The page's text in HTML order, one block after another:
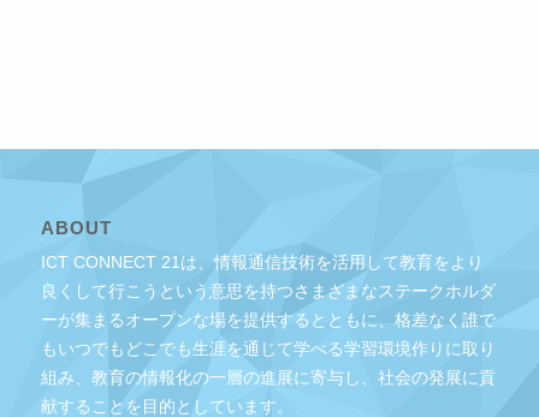
ABOUT
ICT CONNECT 21は、情報通信技術を活用して教育をより
良くして行こうという意思を持つさまざまなステークホルダ
ーが集まるオープンな場を提供するとともに、格差なく誰で
もいつでもどこでも生涯を通じて学べる学習環境作りに取り
組み、教育の情報化の一層の進展に寄与し、社会の発展に貢
献することを目的としています。